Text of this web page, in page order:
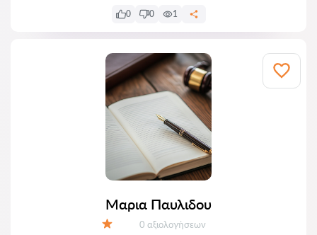
0 0 1
Μαρια Παυλιδου
Αξιολογήσεις:
0 αξιολογήσεων